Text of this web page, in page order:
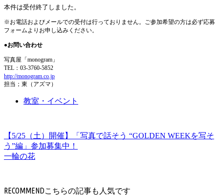
本件は受付終了しました。
※お電話およびメールでの受付は行っておりません。 ご参加希望の方は必ず応募
フォームよりお申し込みください。
●お問い合わせ
写真屋「monogram」
TEL：03-3760-5852
http://monogram.co.jp
担当；東（アズマ）
教室・イベント
【5/25（土）開催】「写真で話そう “GOLDEN WEEKを写そ
う”編」参加募集中！
一輪の花
RECOMMEND